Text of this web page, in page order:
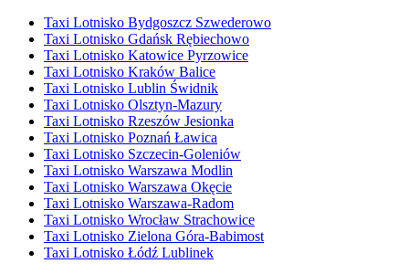
Taxi Lotnisko Bydgoszcz Szwederowo
Taxi Lotnisko Gdańsk Rębiechowo
Taxi Lotnisko Katowice Pyrzowice
Taxi Lotnisko Kraków Balice
Taxi Lotnisko Lublin Świdnik
Taxi Lotnisko Olsztyn-Mazury
Taxi Lotnisko Rzeszów Jesionka
Taxi Lotnisko Poznań Ławica
Taxi Lotnisko Szczecin-Goleniów
Taxi Lotnisko Warszawa Modlin
Taxi Lotnisko Warszawa Okęcie
Taxi Lotnisko Warszawa-Radom
Taxi Lotnisko Wrocław Strachowice
Taxi Lotnisko Zielona Góra-Babimost
Taxi Lotnisko Łódź Lublinek